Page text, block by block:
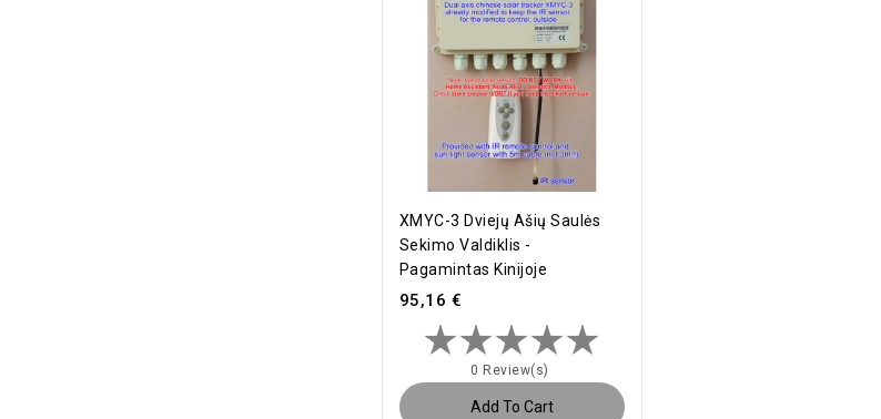
XMYC-3 Dviejų Ašių Saulės
Sekimo Valdiklis -
Pagamintas Kinijoje
95,16 €
0 Review(s)
Add To Cart